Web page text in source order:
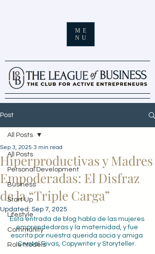
ME
NU
Post
All Posts
Personal Development
Business
Start Up
Lifestyle
Community
Role Models
All Posts
Hiperproductivas y Madres
Empoderadas: El Disfraz
de la “Triple Carga”
Sep 3, 2025 3 min read
Updated: Sep 7, 2025
Esta entrada de blog habla de las mujeres
emprendedoras y la maternidad, y fue
escrita por nuestra querida socia y amiga
Crystal Rivas, Copywriter y Storyteller.